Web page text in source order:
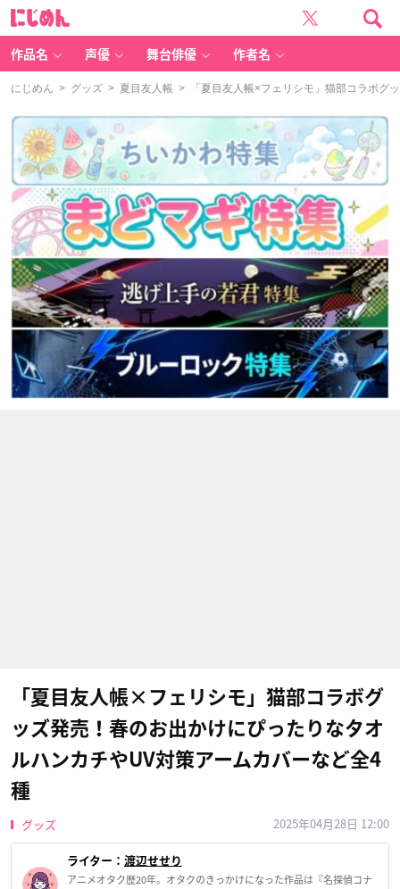
作品名 声優 舞台俳優 作者名
にじめん > グッズ > 夏目友人帳 > 「夏目友人帳×フェリシモ」猫部コラボグ
「夏目友人帳×フェリシモ」猫部コラボグ
ッズ発売！春のお出かけにぴったりなタオ
ルハンカチやUV対策アームカバーなど全4
種
グッズ 2025年04月28日 12:00
ライター： 渡辺せせり
アニメオタク歴20年。オタクのきっかけになった作品は『名探偵コナ